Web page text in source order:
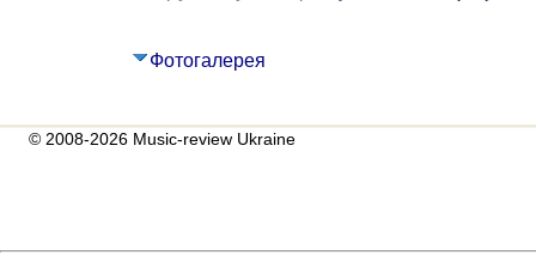
Фотогалерея
© 2008-2026 Music-review Ukraine